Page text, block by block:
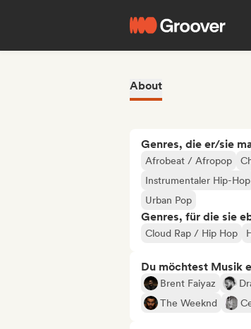
About
Genres, die er/sie
Afrobeat / Afropop
Instrumentaler Hip-Hop
Urban Pop
Genres, für die sie
Cloud Rap / Hip Hop
Du möchtest Musik
Brent Faiyaz
The Weeknd